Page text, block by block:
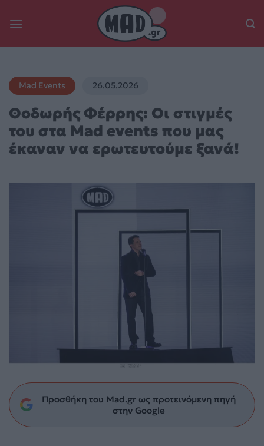
Mad Events 26.05.2026
Θοδωρής Φέρρης: Οι στιγμές
του στα Mad events που μας
έκαναν να ερωτευτούμε ξανά!
Προσθήκη του Mad.gr ως προτεινόμενη πηγή
στην Google